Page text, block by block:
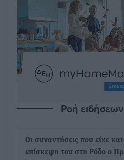
Ροή ειδήσεων
Οι συναντήσεις που είχε
επίσκεψη του στη Ρόδο ο